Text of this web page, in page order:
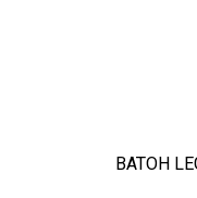
BATOH